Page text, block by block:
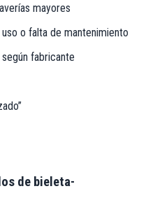
mayores
o falta de mantenimiento
fabricante
”
de bieleta-